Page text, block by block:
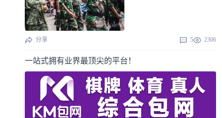
分享 5 2306
一站式拥有业界最顶尖的平台！